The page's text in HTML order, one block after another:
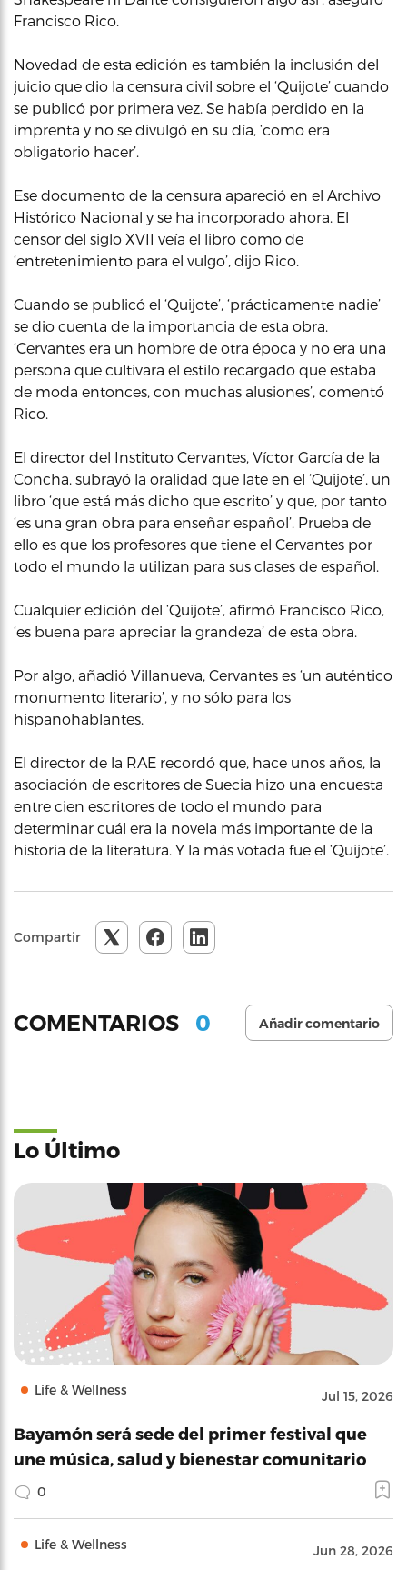
Francisco Rico.
Novedad de esta edición es también la inclusión del
juicio que dio la censura civil sobre el ‘Quijote’ cuando
se publicó por primera vez. Se había perdido en la
imprenta y no se divulgó en su día, ‘como era
obligatorio hacer’.
Ese documento de la censura apareció en el Archivo
Histórico Nacional y se ha incorporado ahora. El
censor del siglo XVII veía el libro como de
‘entretenimiento para el vulgo’, dijo Rico.
Cuando se publicó el ‘Quijote’, ‘prácticamente nadie’
se dio cuenta de la importancia de esta obra.
‘Cervantes era un hombre de otra época y no era una
persona que cultivara el estilo recargado que estaba
de moda entonces, con muchas alusiones’, comentó
Rico.
El director del Instituto Cervantes, Víctor García de la
Concha, subrayó la oralidad que late en el ‘Quijote’, un
libro ‘que está más dicho que escrito’ y que, por tanto
‘es una gran obra para enseñar español’. Prueba de
ello es que los profesores que tiene el Cervantes por
todo el mundo la utilizan para sus clases de español.
Cualquier edición del ‘Quijote’, afirmó Francisco Rico,
‘es buena para apreciar la grandeza’ de esta obra.
Por algo, añadió Villanueva, Cervantes es ‘un auténtico
monumento literario’, y no sólo para los
hispanohablantes.
El director de la RAE recordó que, hace unos años, la
asociación de escritores de Suecia hizo una encuesta
entre cien escritores de todo el mundo para
determinar cuál era la novela más importante de la
historia de la literatura. Y la más votada fue el ‘Quijote’.
Compartir
COMENTARIOS 0 Añadir comentario
Lo Último
Life & Wellness Jul 15, 2026
Bayamón será sede del primer festival que
une música, salud y bienestar comunitario
0
Life & Wellness Jun 28, 2026